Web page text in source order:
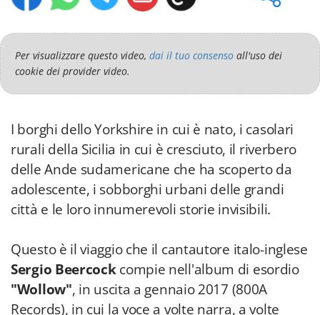
Per visualizzare questo video, dai il tuo consenso all'uso dei
cookie dei provider video.
I borghi dello Yorkshire in cui è nato, i casolari
rurali della Sicilia in cui è cresciuto, il riverbero
delle Ande sudamericane che ha scoperto da
adolescente, i sobborghi urbani delle grandi
città e le loro innumerevoli storie invisibili.
Questo è il viaggio che il cantautore italo-inglese
Sergio Beercockcompie nell'album di esordio
"Wollow", in uscita a gennaio 2017 (800A
Records), in cui la voce a volte narra, a volte